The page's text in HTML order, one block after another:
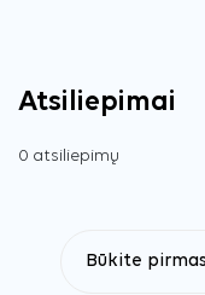
Atsiliepimai
0 atsiliepimų
Būkite